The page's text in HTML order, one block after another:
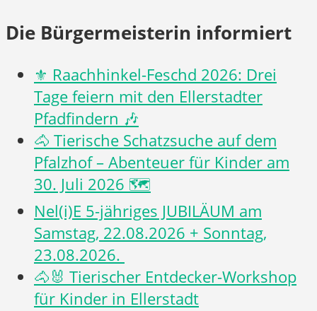
Die Bürgermeisterin informiert
⚜️ Raachhinkel-Feschd 2026: Drei
Tage feiern mit den Ellerstadter
Pfadfindern 🎶
🐴 Tierische Schatzsuche auf dem
Pfalzhof – Abenteuer für Kinder am
30. Juli 2026 🗺️
Nel(i)E 5-jähriges JUBILÄUM am
Samstag, 22.08.2026 + Sonntag,
23.08.2026.
🐴🐰 Tierischer Entdecker-Workshop
für Kinder in Ellerstadt